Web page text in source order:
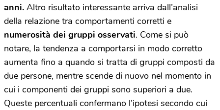
anni. Altro risultato interessante arriva dall’analisi
della relazione tra comportamenti corretti e
numerosità dei gruppi osservati. Come si può
notare, la tendenza a comportarsi in modo corretto
aumenta fino a quando si tratta di gruppi composti da
due persone, mentre scende di nuovo nel momento in
cui i componenti dei gruppi sono superiori a due.
Queste percentuali confermano l’ipotesi secondo cui